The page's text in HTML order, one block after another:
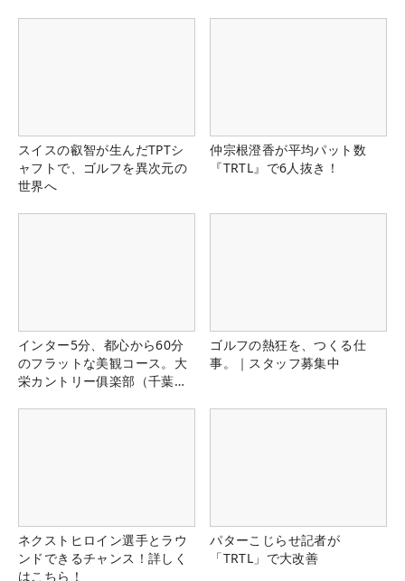
スイスの叡智が生んだTPTシ
ャフトで、ゴルフを異次元の
世界へ
仲宗根澄香が平均パット数
『TRTL』で6人抜き！
インター5分、都心から60分
のフラットな美観コース。大
栄カントリー俱楽部（千葉
ゴルフの熱狂を、つくる仕
事。｜スタッフ募集中
ネクストヒロイン選手とラウ
ンドできるチャンス！詳しく
はこちら！
パターこじらせ記者が
「TRTL」で大改善